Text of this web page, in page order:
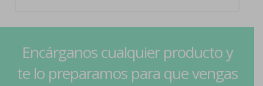
Encárganos cualquier producto y
te lo preparamos para que vengas